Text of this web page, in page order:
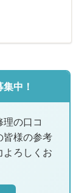
中！
の口コ
皆様の参考
よろしくお